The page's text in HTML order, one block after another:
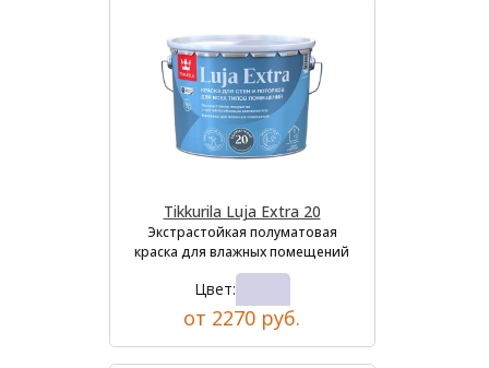
Tikkurila Luja Extra 20
Экстрастойкая полуматовая
краска для влажных помещений
Цвет:
от 2270 руб.